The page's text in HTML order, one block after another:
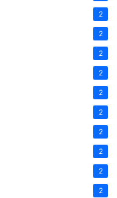
2
2
2
2
2
2
2
2
2
2